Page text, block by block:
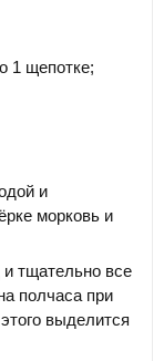
1 щепотке;
и
морковь и
тщательно все
полчаса при
выделится